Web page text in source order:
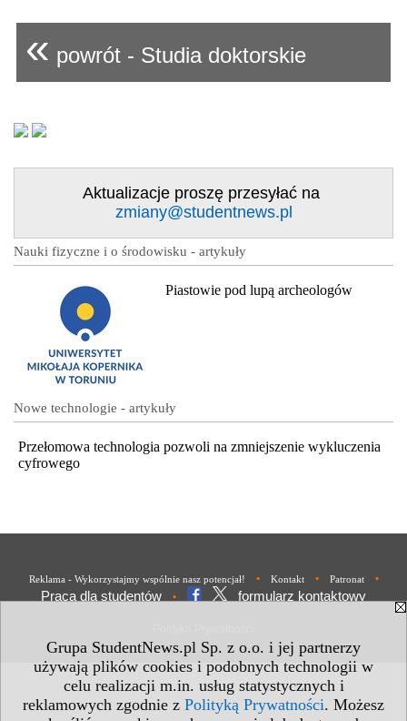
Grupa StudentNews.pl Sp. z o.o. i jej partnerzy
używają plików cookies i podobnych technologii w
celu realizacji m.in. usług statystycznych i
reklamowych zgodnie z Polityką Prywatności. Możesz
« powrót - Studia doktorskie
Aktualizacje proszę przesyłać na
zmiany@studentnews.pl
Nauki fizyczne i o środowisku - artykuły
Piastowie pod lupą archeologów
Nowe technologie - artykuły
Przełomowa technologia pozwoli na zmniejszenie wykluczenia
cyfrowego
Reklama - Wykorzystajmy wspólnie nasz potencjał! • Kontakt • Patronat •
Praca dla studentów • formularz kontaktowy